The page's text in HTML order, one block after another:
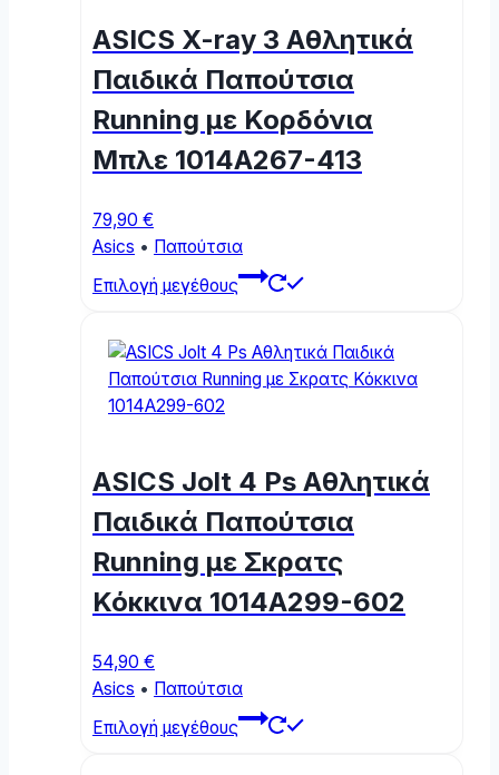
be
chosen
on
the
product
page
ASICS X-ray 3 Αθλητικά
Παιδικά Παπούτσια
Running με Κορδόνια
Μπλε 1014A267-413
79,90 €
Asics • Παπούτσια
Επιλογή μεγέθους
This
multiple
variants.
be
chosen
on
the
product
page
ASICS Jolt 4 Ps Αθλητικά
Παιδικά Παπούτσια
Running με Σκρατς
Κόκκινα 1014A299-602
54,90 €
Asics • Παπούτσια
Επιλογή μεγέθους
This